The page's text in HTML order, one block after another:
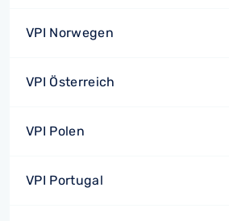
VPI Norwegen
VPI Österreich
VPI Polen
VPI Portugal